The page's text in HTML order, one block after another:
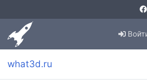
what3d.ru